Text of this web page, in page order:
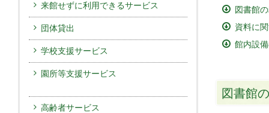
来館せずに利用できるサービス
団体貸出
学校支援サービス
園所等支援サービス
高齢者サービス
図書館
資料に
館内設
図書館